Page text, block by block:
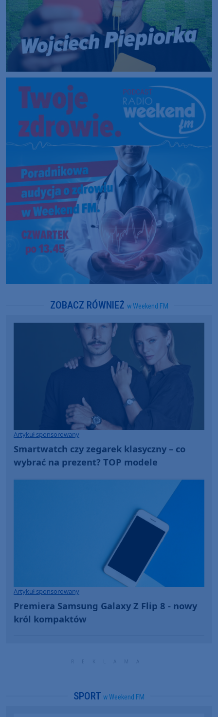
ZOBACZ RÓWNIEŻ w Weekend FM
Artykuł sponsorowany
Smartwatch czy zegarek klasyczny – co
wybrać na prezent? TOP modele
Artykuł sponsorowany
Premiera Samsung Galaxy Z Flip 8 - nowy
król kompaktów
SPORT w Weekend FM